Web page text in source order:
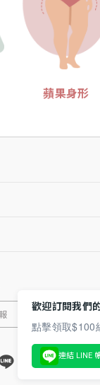
蘋果身形
歡迎訂閱我們
點擊領取$100
連結 LINE